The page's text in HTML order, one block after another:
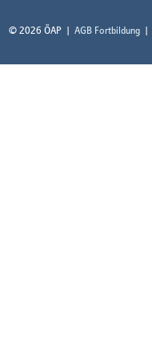
© 2026 ÖAP AGB Fortbildung